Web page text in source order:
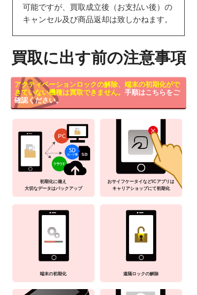
可能ですが、買取成立後（お支払い後）の
キャンセル及び商品返却は致しかねます。
買取に出す前の注意事項
アクティベーションロックの解除、端末の初期化がで
きていない機種は買取できません。 手順はこちらをご
確認ください。
初期化に備え
大切なデータはバックアップ
おサイフケータイなどICアプリは
キャリアショップにて初期化
端末の初期化 遠隔ロックの解除